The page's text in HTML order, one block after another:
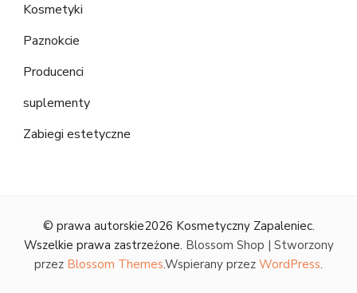
Kosmetyki
Paznokcie
Producenci
suplementy
Zabiegi estetyczne
© prawa autorskie2026 Kosmetyczny Zapaleniec.
Wszelkie prawa zastrzeżone. Blossom Shop | Stworzony
przez Blossom Themes.Wspierany przez WordPress.